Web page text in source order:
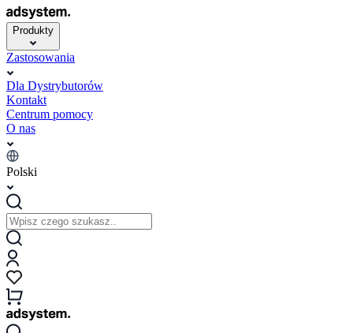
Produkty
Zastosowania
Dla Dystrybutorów
Kontakt
Centrum pomocy
O nas
Polski